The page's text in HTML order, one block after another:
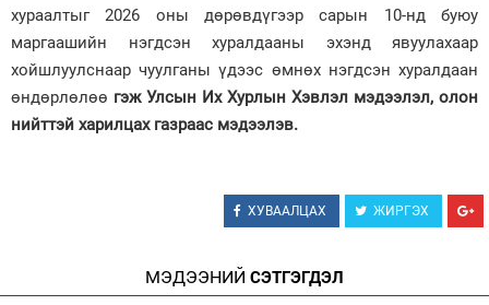
хураалтыг 2026 оны дөрөвдүгээр сарын 10-нд буюу
маргаашийн нэгдсэн хуралдааны эхэнд явуулахаар
хойшлуулснаар чуулганы үдээс өмнөх нэгдсэн хуралдаан
өндөрлөлөө гэж Улсын Их Хурлын Хэвлэл мэдээлэл, олон
нийттэй харилцах газраас мэдээлэв.
ХУВААЛЦАХ ЖИРГЭХ
МЭДЭЭНИЙ СЭТГЭГДЭЛ